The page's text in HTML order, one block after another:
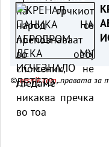
©vesnik.com, правата за